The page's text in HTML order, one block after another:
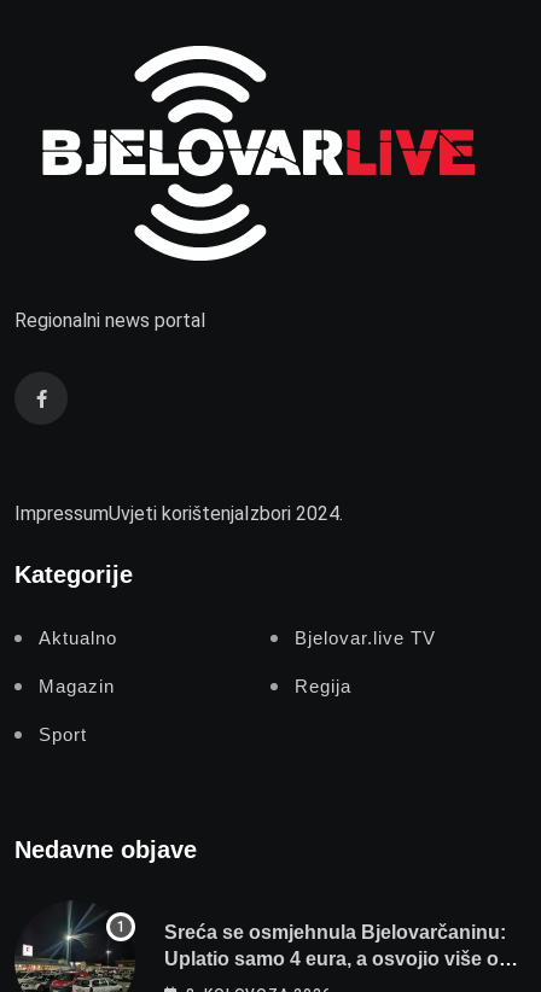
Regionalni news portal
ImpressumUvjeti korištenja Izbori 2024.
Kategorije
Aktualno Bjelovar.live TV
Magazin Regija
Sport
Nedavne objave
Sreća se osmjehnula Bjelovarčaninu:
Uplatio samo 4 eura, a osvojio više od
80 tisuća eura